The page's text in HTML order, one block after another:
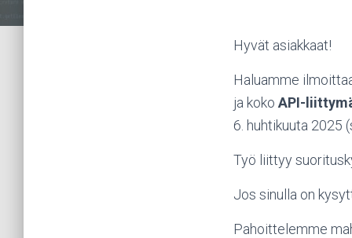
Hyvät asiakkaat!
Haluamme
ja koko API-
6. huhtikuuta 2025
Työ liittyy
Jos sinulla on
Pahoittelemme